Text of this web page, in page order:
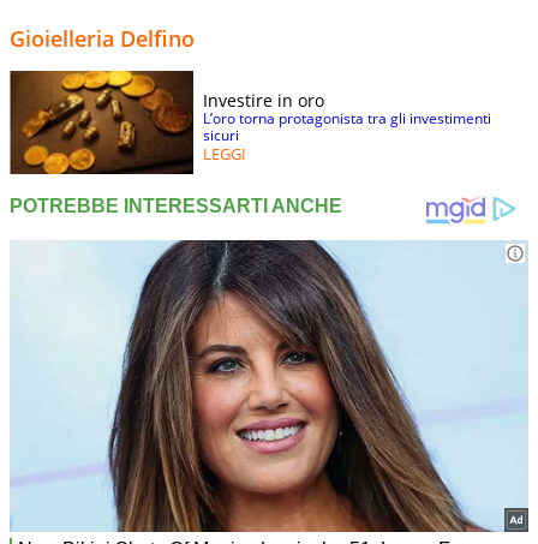
Gioielleria Delfino
Investire in oro
L’oro torna protagonista tra gli investimenti
sicuri
LEGGI